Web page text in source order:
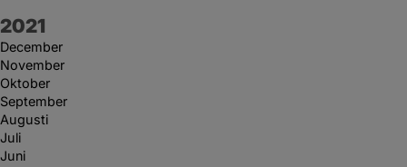
År:
2021
December
November
Oktober
September
Augusti
Juli
Juni